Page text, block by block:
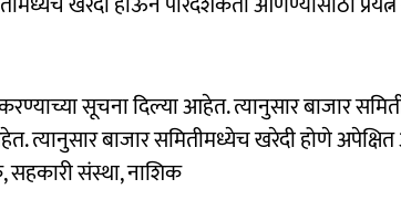
सूचना दिल्या आहेत. त्यानुसार बाजार
त्यानुसार बाजार समितीमध्येच खरेदी होणे
संस्था, नाशिक